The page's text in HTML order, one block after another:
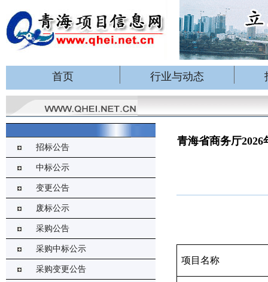
首页 行业与动态
招标公告
中标公示
变更公告
废标公示
采购公告
采购中标公示
采购变更公告
青海省商务厅
项目名称